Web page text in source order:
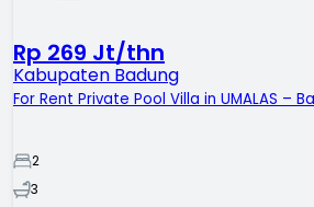
Rp 269 Jt/thn
Kabupaten Badung
For Rent Private Pool Villa in UMALAS –
2
3